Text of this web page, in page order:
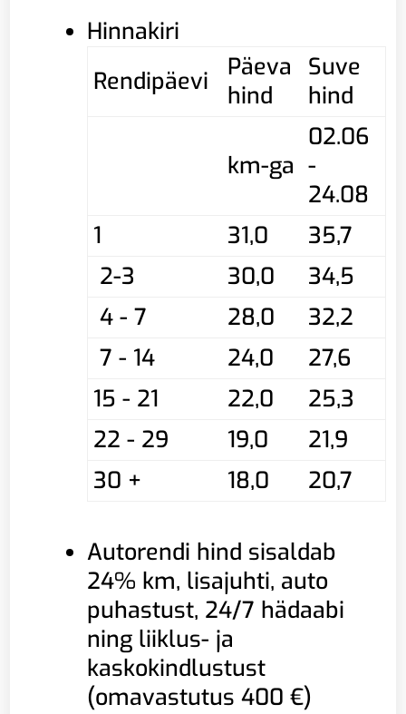
Hinnakiri
Rendipäevi
Päeva
hind
Suve
hind
km-ga
02.06
-
24.08
1
31,0
35,7
2-3
30,0
34,5
4 - 7
28,0
32,2
7 - 14
24,0
27,6
15 - 21
22,0
25,3
22 - 29
19,0
21,9
30 +
18,0 20,7
Autorendi hind sisaldab
24% km, lisajuhti, auto
puhastust, 24/7 hädaabi
ning liiklus- ja
kaskokindlustust
(omavastutus 400 €)